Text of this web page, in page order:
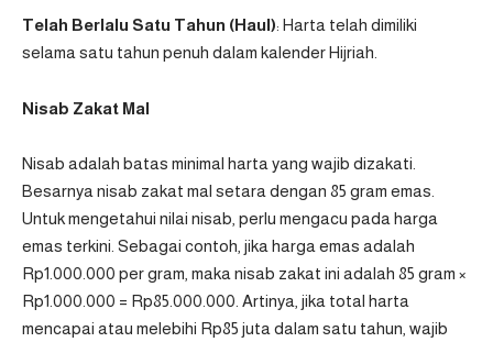
Telah Berlalu Satu Tahun (Haul): Harta telah dimiliki
selama satu tahun penuh dalam kalender Hijriah.
Nisab Zakat Mal
Nisab adalah batas minimal harta yang wajib dizakati.
Besarnya nisab zakat mal setara dengan 85 gram emas.
Untuk mengetahui nilai nisab, perlu mengacu pada harga
emas terkini. Sebagai contoh, jika harga emas adalah
Rp1.000.000 per gram, maka nisab zakat ini adalah 85 gram ×
Rp1.000.000 = Rp85.000.000. Artinya, jika total harta
mencapai atau melebihi Rp85 juta dalam satu tahun, wajib